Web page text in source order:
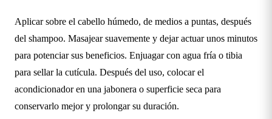
Aplicar sobre el cabello húmedo, de medios a puntas, después
del shampoo. Masajear suavemente y dejar actuar unos minutos
para potenciar sus beneficios. Enjuagar con agua fría o tibia
para sellar la cutícula. Después del uso, colocar el
acondicionador en una jabonera o superficie seca para
conservarlo mejor y prolongar su duración.